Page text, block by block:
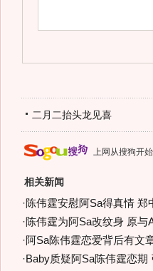
二月二抬头龙见喜
上网从搜狗开始
相关新闻
·陈伟霆安慰阿Sa得真情 郑
·陈伟霆为阿Sa改纹身 原与
·阿Sa陈伟霆恋爱背后有文
·Baby质疑阿Sa陈伟霆恋期